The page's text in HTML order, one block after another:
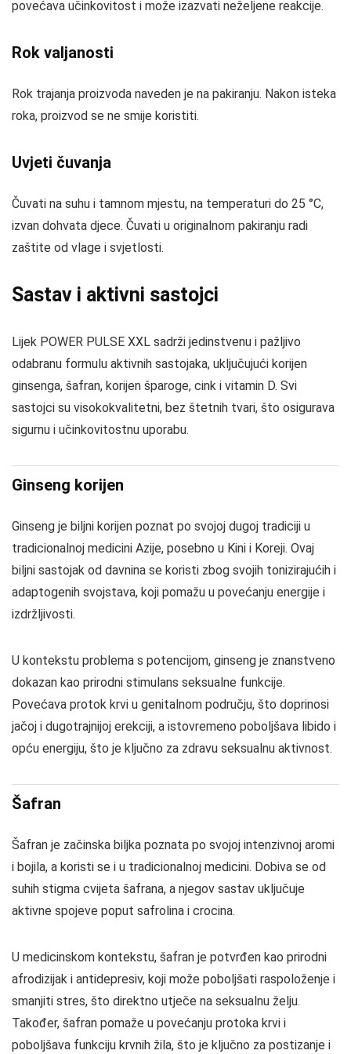
povećava učinkovitost i može izazvati neželjene reakcije.
Rok valjanosti
Rok trajanja proizvoda naveden je na pakiranju. Nakon isteka
roka, proizvod se ne smije koristiti.
Uvjeti čuvanja
Čuvati na suhu i tamnom mjestu, na temperaturi do 25 °C,
izvan dohvata djece. Čuvati u originalnom pakiranju radi
zaštite od vlage i svjetlosti.
Sastav i aktivni sastojci
Lijek POWER PULSE XXL sadrži jedinstvenu i pažljivo
odabranu formulu aktivnih sastojaka, uključujući korijen
ginsenga, šafran, korijen šparoge, cink i vitamin D. Svi
sastojci su visokokvalitetni, bez štetnih tvari, što osigurava
sigurnu i učinkovitostnu uporabu.
Ginseng korijen
Ginseng je biljni korijen poznat po svojoj dugoj tradiciji u
tradicionalnoj medicini Azije, posebno u Kini i Koreji. Ovaj
biljni sastojak od davnina se koristi zbog svojih tonizirajućih i
adaptogenih svojstava, koji pomažu u povećanju energije i
izdržljivosti.
U kontekstu problema s potencijom, ginseng je znanstveno
dokazan kao prirodni stimulans seksualne funkcije.
Povećava protok krvi u genitalnom području, što doprinosi
jačoj i dugotrajnijoj erekciji, a istovremeno poboljšava libido i
opću energiju, što je ključno za zdravu seksualnu aktivnost.
Šafran
Šafran je začinska biljka poznata po svojoj intenzivnoj aromi
i bojila, a koristi se i u tradicionalnoj medicini. Dobiva se od
suhih stigma cvijeta šafrana, a njegov sastav uključuje
aktivne spojeve poput safrolina i crocina.
U medicinskom kontekstu, šafran je potvrđen kao prirodni
afrodizijak i antidepresiv, koji može poboljšati raspoloženje i
smanjiti stres, što direktno utječe na seksualnu želju.
Također, šafran pomaže u povećanju protoka krvi i
poboljšava funkciju krvnih žila, što je ključno za postizanje i